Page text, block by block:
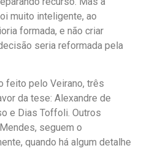
muito inteligente, ao
formada, e não criar
seria reformada pela
feito pelo Veirano, três
da tese: Alexandre de
e Dias Toffoli. Outros
seguem o
quando há algum detalhe